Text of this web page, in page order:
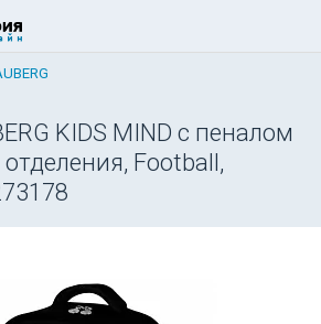
KIDS MIND с пеналом
Football,